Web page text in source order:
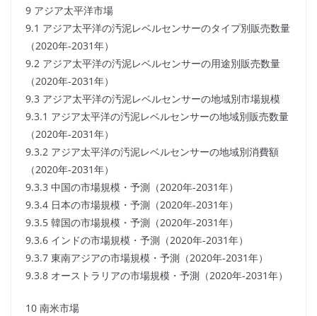
9 アジア太平洋市場
9.1 アジア太平洋の汚泥レベルセンサーのタイプ別販売数量
（2020年-2031年）
9.2 アジア太平洋の汚泥レベルセンサーの用途別販売数量
（2020年-2031年）
9.3 アジア太平洋の汚泥レベルセンサーの地域別市場規模
9.3.1 アジア太平洋の汚泥レベルセンサーの地域別販売数量
（2020年-2031年）
9.3.2 アジア太平洋の汚泥レベルセンサーの地域別消費額
（2020年-2031年）
9.3.3 中国の市場規模・予測（2020年-2031年）
9.3.4 日本の市場規模・予測（2020年-2031年）
9.3.5 韓国の市場規模・予測（2020年-2031年）
9.3.6 インドの市場規模・予測（2020年-2031年）
9.3.7 東南アジアの市場規模・予測（2020年-2031年）
9.3.8 オーストラリアの市場規模・予測（2020年-2031年）
10 南米市場